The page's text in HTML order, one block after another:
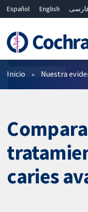
Español English
Bahasa Malaysia
ไทย
Filtros
Inicio Nuestra
caries